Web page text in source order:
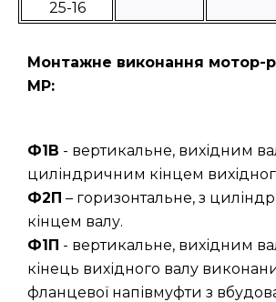
25-16
Монтажне виконання мотор-
МР:
Ф1В - вертикальне, вихідним
циліндричним кінцем
Ф2П – горизонтальне, з
кінцем валу.
Ф1П - вертикальне, вихідним
кінець вихідного валу
фланцевої напівмуфти з